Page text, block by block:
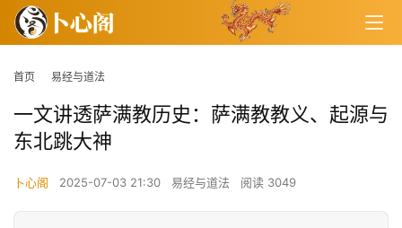
首页 易经与道法
一文讲透萨满教历史：萨满教教义、起源与
东北跳大神
卜心阁 2025-07-03 21:30 易经与道法 阅读 3049